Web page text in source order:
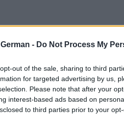
- Do Not Process My
out of the sale, sharing to third
for targeted advertising by us,
Please note that after your
interest-based ads based on
to third parties prior to your